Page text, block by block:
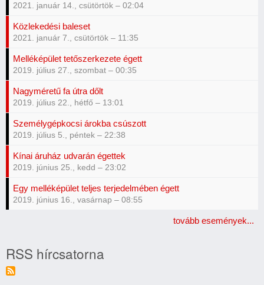
2021. január 14., csütörtök – 02:04
Közlekedési baleset
2021. január 7., csütörtök – 11:35
Melléképület tetőszerkezete égett
2019. július 27., szombat – 00:35
Nagyméretű fa útra dőlt
2019. július 22., hétfő – 13:01
Személygépkocsi árokba csúszott
2019. július 5., péntek – 22:38
Kínai áruház udvarán égettek
2019. június 25., kedd – 23:02
Egy melléképület teljes terjedelmében égett
2019. június 16., vasárnap – 08:55
tovább események...
RSS hírcsatorna